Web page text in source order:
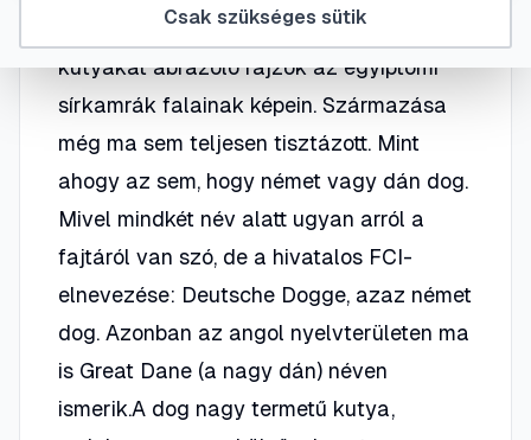
feltűntek a mai dogra emlékeztető
kutyákat ábrázoló rajzok az egyiptomi
sírkamrák falainak képein. Származása
még ma sem teljesen tisztázott. Mint
ahogy az sem, hogy német vagy dán dog.
Mivel mindkét név alatt ugyan arról a
fajtáról van szó, de a hivatalos FCI-
elnevezése: Deutsche Dogge, azaz német
dog. Azonban az angol nyelvterületen ma
is Great Dane (a nagy dán) néven
ismerik.A dog nagy termetű kutya,
Csak szükséges sütik